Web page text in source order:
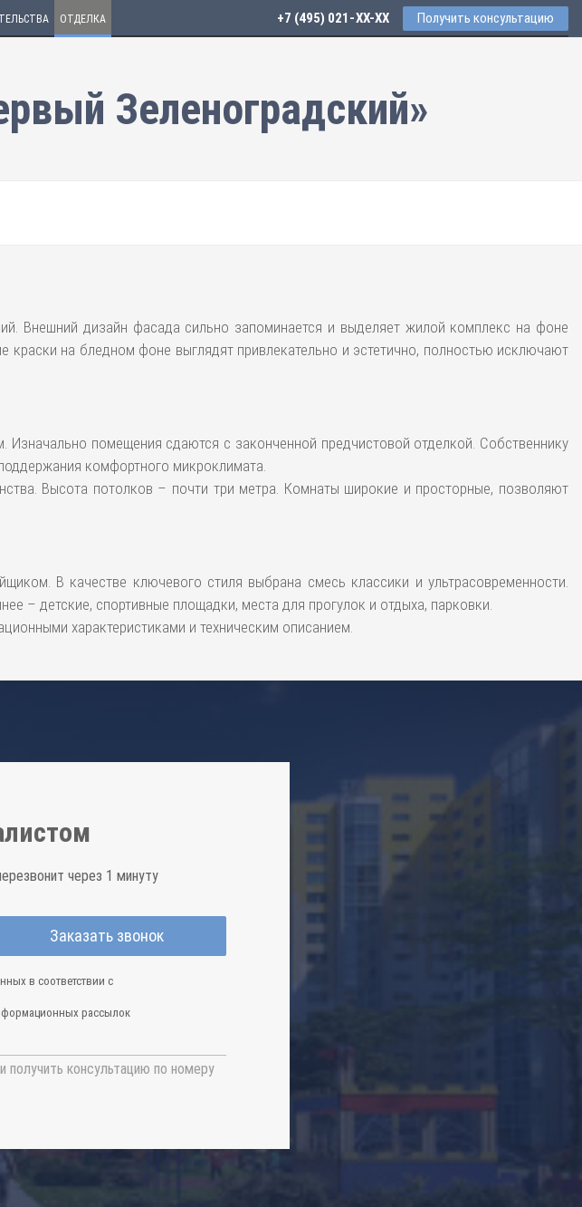
ОТДЕЛКА +7 (495) 021-41-76 Получить консультацию
Зеленоградский»
Внешний дизайн фасада сильно запоминается и выделяет жилой комплекс на фоне
на бледном фоне выглядят привлекательно и эстетично, полностью исключают
Изначально помещения сдаются с законченной предчистовой отделкой. Собственнику
комфортного микроклимата.
Высота потолков – почти три метра. Комнаты широкие и просторные, позволяют
В качестве ключевого стиля выбрана смесь классики и ультрасовременности.
– детские, спортивные площадки, места для прогулок и отдыха, парковки.
характеристиками и техническим описанием.
через 1 минуту
Заказать звонок
в соответствии с
рассылок
консультацию по номеру